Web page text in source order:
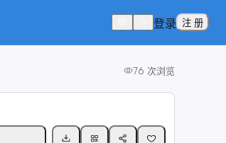
登录 注 册
76 次浏览